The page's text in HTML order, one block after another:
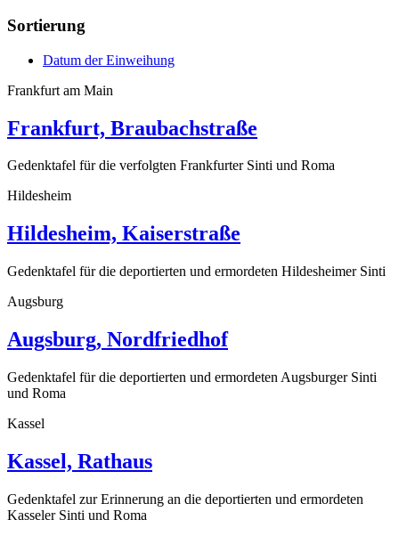
Sortierung
Datum der Einweihung
Frankfurt am Main
Frankfurt, Braubachstraße
Gedenktafel für die verfolgten Frankfurter Sinti und Roma
Hildesheim
Hildesheim, Kaiserstraße
Gedenktafel für die deportierten und ermordeten Hildesheimer Sinti
Augsburg
Augsburg, Nordfriedhof
Gedenktafel für die deportierten und ermordeten Augsburger Sinti
und Roma
Kassel
Kassel, Rathaus
Gedenktafel zur Erinnerung an die deportierten und ermordeten
Kasseler Sinti und Roma